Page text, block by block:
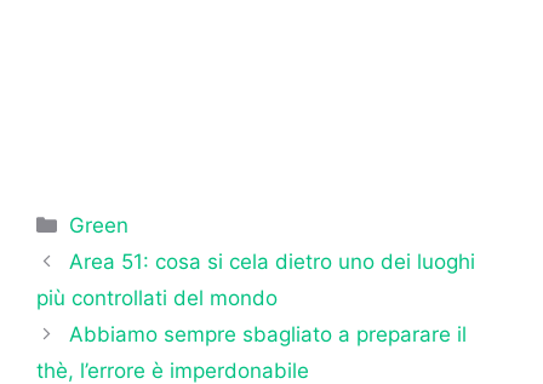
Categorie
Green
Area 51: cosa si cela dietro uno dei luoghi
più controllati del mondo
Abbiamo sempre sbagliato a preparare il
thè, l’errore è imperdonabile